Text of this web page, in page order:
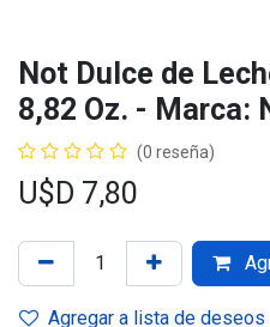
Not Dulce de
8,82 Oz. - Marca:
(0 reseña)
U$D 7,80
Agregar a lista de deseos